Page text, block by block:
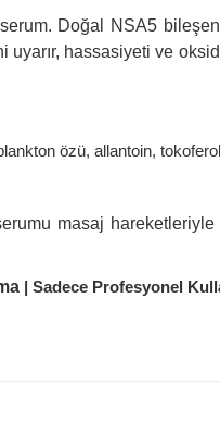
Doğal NSA5
hassasiyeti ve
özü, allantoin,
masaj
| Sadece Profesyonel